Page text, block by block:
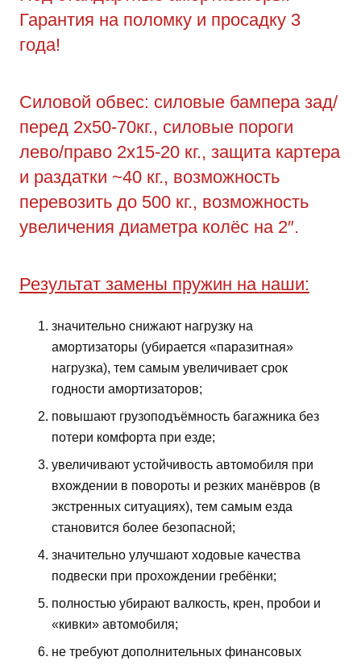
Гарантия на поломку и просадку 3
года!
Силовой обвес: силовые бампера зад/
перед 2х50-70кг., силовые пороги
лево/право 2х15-20 кг., защита картера
и раздатки ~40 кг., возможность
перевозить до 500 кг., возможность
увеличения диаметра колёс на 2″.
Результат замены пружин на наши:
значительно снижают нагрузку на
амортизаторы (убирается «паразитная»
нагрузка), тем самым увеличивает срок
годности амортизаторов;
повышают грузоподъёмность багажника без
потери комфорта при езде;
увеличивают устойчивость автомобиля при
вхождении в повороты и резких манёвров (в
экстренных ситуациях), тем самым езда
становится более безопасной;
значительно улучшают ходовые качества
подвески при прохождении гребёнки;
полностью убирают валкость, крен, пробои и
«кивки» автомобиля;
не требуют дополнительных финансовых